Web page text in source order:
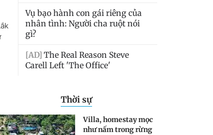
Thời sự
Villa, homestay mọc
như nấm trong rừng